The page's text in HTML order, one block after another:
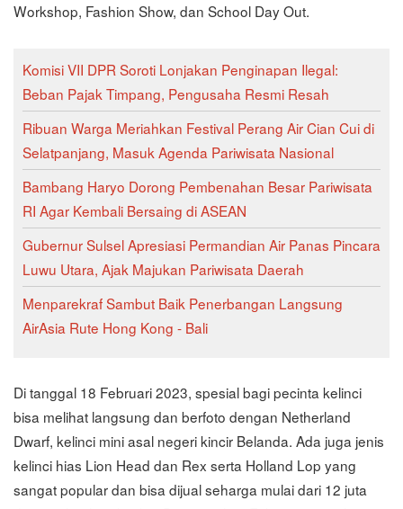
Workshop, Fashion Show, dan School Day Out.
Komisi VII DPR Soroti Lonjakan Penginapan Ilegal:
Beban Pajak Timpang, Pengusaha Resmi Resah
Ribuan Warga Meriahkan Festival Perang Air Cian Cui di
Selatpanjang, Masuk Agenda Pariwisata Nasional
Bambang Haryo Dorong Pembenahan Besar Pariwisata
RI Agar Kembali Bersaing di ASEAN
Gubernur Sulsel Apresiasi Permandian Air Panas Pincara
Luwu Utara, Ajak Majukan Pariwisata Daerah
Menparekraf Sambut Baik Penerbangan Langsung
AirAsia Rute Hong Kong - Bali
Di tanggal 18 Februari 2023, spesial bagi pecinta kelinci
bisa melihat langsung dan berfoto dengan Netherland
Dwarf, kelinci mini asal negeri kincir Belanda. Ada juga jenis
kelinci hias Lion Head dan Rex serta Holland Lop yang
sangat popular dan bisa dijual seharga mulai dari 12 juta